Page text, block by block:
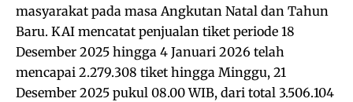
masyarakat pada masa Angkutan Natal dan Tahun
Baru. KAI mencatat penjualan tiket periode 18
Desember 2025 hingga 4 Januari 2026 telah
mencapai 2.279.308 tiket hingga Minggu, 21
Desember 2025 pukul 08.00 WIB, dari total 3.506.104